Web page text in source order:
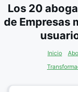
Los 20
de Empresas
Inicio